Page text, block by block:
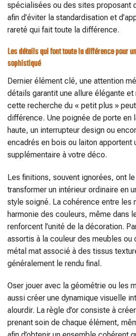
spécialisées ou des sites proposant
afin d’éviter la standardisation et
rareté qui fait toute la différence.
Les détails qui font toute la différence pour
sophistiqué
Dernier élément clé, une attention
détails garantit une allure élégante et
cette recherche du « petit plus »
différence. Une poignée de porte en
haute, un interrupteur design ou
encadrés en bois ou laiton apportent
supplémentaire à votre déco.
Les finitions, souvent ignorées, ont
transformer un intérieur ordinaire en
style soigné. La cohérence entre les
harmonie des couleurs, même dans
renforcent l’unité de la décoration.
assortis à la couleur des meubles ou
métal mat associé à des tissus
généralement le rendu final.
Oser jouer avec la géométrie ou les
aussi créer une dynamique visuelle
alourdir. La règle d’or consiste à
prenant soin de chaque élément,